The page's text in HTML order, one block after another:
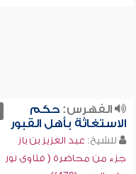
الفهرس:حكم
الاستغاثة بأهل القبور
للشيخ: عبد العزيز بن باز
جزء من محاضرة ( فتاوى نور